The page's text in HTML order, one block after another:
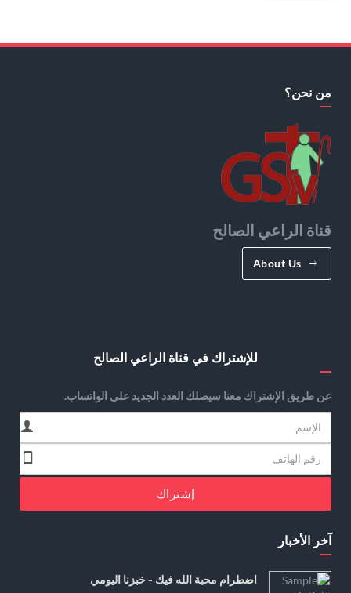
من نحن؟
قناة الراعي الصالح
About Us
للإشتراك في قناة الراعي الصالح
عن طريق الإشتراك معنا سيصلك العدد الجديد على الواتساب.
إشتراك
آخر الأخبار
اضطرام محبة الله فيك - خبزنا اليومي